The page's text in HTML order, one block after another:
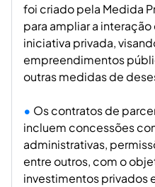
foi criado pela Medida
para ampliar a interação
iniciativa privada,
empreendimentos
outras medidas de
Os contratos de
incluem concessões
administrativas,
entre outros, com o
investimentos privados